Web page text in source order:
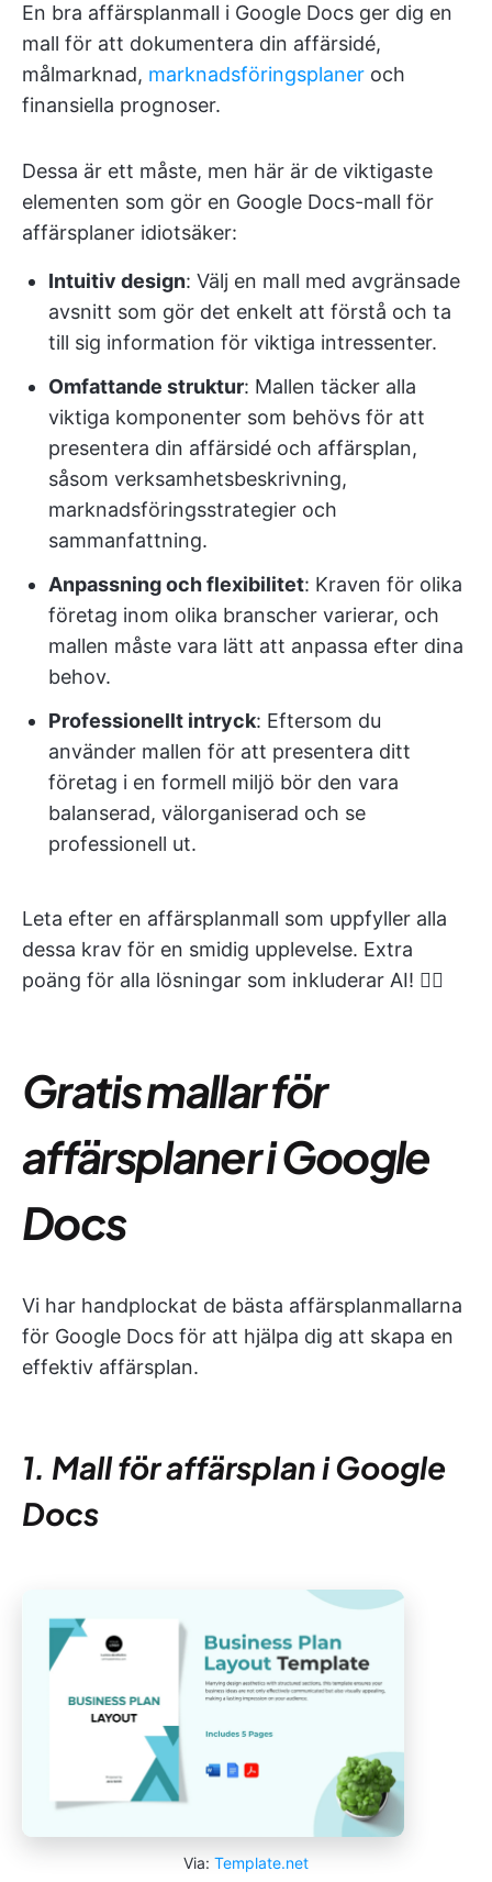
En bra affärsplanmall i Google Docs ger dig en
mall för att dokumentera din affärsidé,
målmarknad, marknadsföringsplaner och
finansiella prognoser.
Dessa är ett måste, men här är de viktigaste
elementen som gör en Google Docs-mall för
affärsplaner idiotsäker:
Intuitiv design: Välj en mall med avgränsade
avsnitt som gör det enkelt att förstå och ta
till sig information för viktiga intressenter.
Omfattande struktur: Mallen täcker alla
viktiga komponenter som behövs för att
presentera din affärsidé och affärsplan,
såsom verksamhetsbeskrivning,
marknadsföringsstrategier och
sammanfattning.
Anpassning och flexibilitet: Kraven för olika
företag inom olika branscher varierar, och
mallen måste vara lätt att anpassa efter dina
behov.
Professionellt intryck: Eftersom du
använder mallen för att presentera ditt
företag i en formell miljö bör den vara
balanserad, välorganiserad och se
professionell ut.
Leta efter en affärsplanmall som uppfyller alla
dessa krav för en smidig upplevelse. Extra
poäng för alla lösningar som inkluderar AI! 👇🏼
Gratis mallar för
affärsplaner i Google
Docs
Vi har handplockat de bästa affärsplanmallarna
för Google Docs för att hjälpa dig att skapa en
effektiv affärsplan.
1. Mall för affärsplan i Google
Docs
Via: Template.net